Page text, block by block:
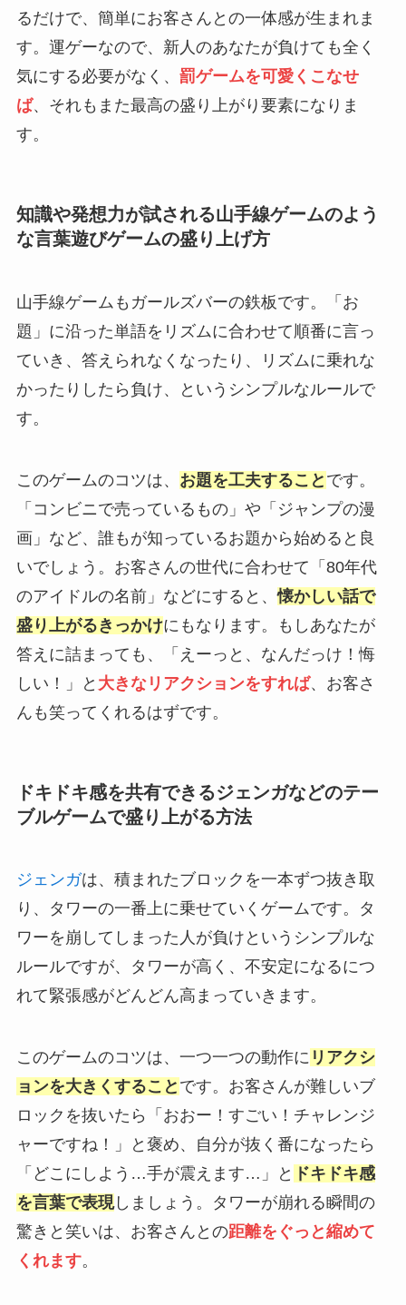
るだけで、簡単にお客さんとの一体感が生まれま
す。運ゲーなので、新人のあなたが負けても全く
気にする必要がなく、 罰ゲームを可愛くこなせ
ば、それもまた最高の盛り上がり要素になりま
す。
知識や発想力が試される山手線ゲームのよう
な言葉遊びゲームの盛り上げ方
山手線ゲームもガールズバーの鉄板です。「お
題」に沿った単語をリズムに合わせて順番に言っ
ていき、答えられなくなったり、リズムに乗れな
かったりしたら負け、というシンプルなルールで
す。
このゲームのコツは、 お題を工夫すること です。
「コンビニで売っているもの」や「ジャンプの漫
画」など、誰もが知っているお題から始めると良
いでしょう。お客さんの世代に合わせて「80年代
のアイドルの名前」などにすると、懐かしい話で
盛り上がるきっかけにもなります。もしあなたが
答えに詰まっても、「えーっと、なんだっけ！悔
しい！」と 大きなリアクションをすれば、お客さ
んも笑ってくれるはずです。
ドキドキ感を共有できるジェンガなどのテー
ブルゲームで盛り上がる方法
ジェンガは、積まれたブロックを一本ずつ抜き取
り、タワーの一番上に乗せていくゲームです。タ
ワーを崩してしまった人が負けというシンプルな
ルールですが、タワーが高く、不安定になるにつ
れて緊張感がどんどん高まっていきます。
このゲームのコツは、一つ一つの動作に リアクシ
ョンを大きくすること です。お客さんが難しいブ
ロックを抜いたら「おおー！すごい！チャレンジ
ャーですね！」と褒め、自分が抜く番になったら
「どこにしよう…手が震えます…」と ドキドキ感
を言葉で表現しましょう。タワーが崩れる瞬間の
驚きと笑いは、お客さんとの距離をぐっと縮めて
くれます。